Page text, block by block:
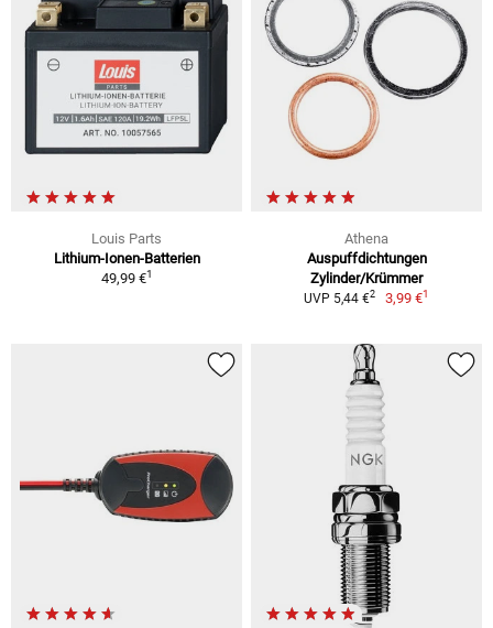
Louis Parts
Lithium-Ionen-Batterien
49,99 €1
Athena
Auspuffdichtungen
Zylinder/Krümmer
UVP 5,44 €2 3,99 €1